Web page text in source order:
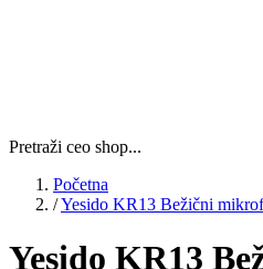
Pretraži ceo shop...
Početna
/Yesido KR13 Bežični
Yesido KR13